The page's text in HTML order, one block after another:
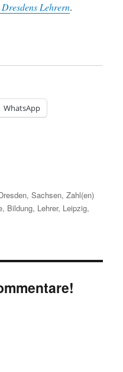
Lehrern.
WhatsApp
,Sachsen,Zahl(en)
, Bildung, Lehrer, Leipzig,